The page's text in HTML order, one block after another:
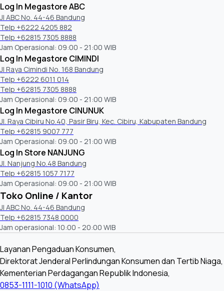
Log In Megastore ABC
Jl ABC No. 44-46 Bandung
Telp +6222 4205 882
Telp +62815 7305 8888
Jam Operasional: 09:00 - 21:00 WIB
Log In Megastore CIMINDI
Jl Raya Cimindi No. 168 Bandung
Telp +6222 6011 014
Telp +62815 7305 8888
Jam Operasional: 09:00 - 21:00 WIB
Log In Megastore CINUNUK
Jl. Raya Cibiru No.40, Pasir Biru, Kec. Cibiru, Kabupaten Bandung
Telp +62815 9007 777
Jam Operasional: 09:00 - 21:00 WIB
Log In Store NANJUNG
Jl. Nanjung No.48 Bandung
Telp +62815 1057 7177
Jam Operasional: 09:00 - 21:00 WIB
Toko Online / Kantor
Jl ABC No. 44-46 Bandung
Telp +62815 7348 0000
Jam operasional: 10:00 - 20:00 WIB
Layanan Pengaduan Konsumen,
Direktorat Jenderal Perlindungan Konsumen dan Tertib Niaga,
Kementerian Perdagangan Republik Indonesia,
0853-1111-1010 (WhatsApp)